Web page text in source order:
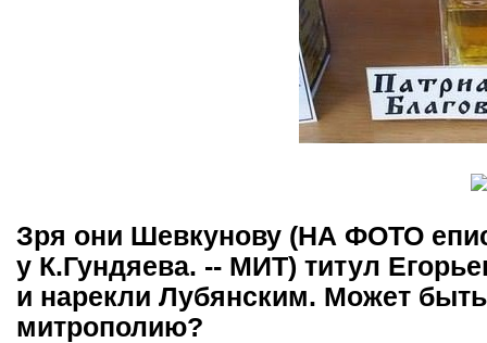
Зря они Шевкунову (НА ФОТО
у К.Гундяева. -- МИТ) титул
и нарекли Лубянским. Может
митрополию?